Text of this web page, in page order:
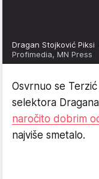
Dragan Stojković Piksi
Profimedia, MN Press
Osvrnuo se
selektora
naročito dobrim
najviše smetalo.